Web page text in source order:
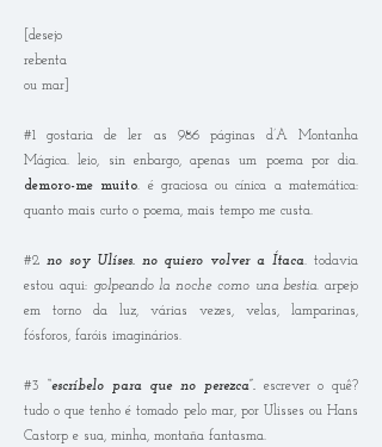
[desejo
rebenta
ou mar]
#1 gostaria de ler as 986 páginas d’A Montanha
Mágica. leio, sin enbargo, apenas um poema por dia.
demoro-me muito. é graciosa ou cínica a matemática:
quanto mais curto o poema, mais tempo me custa.
#2 no soy Ulíses. no quiero volver a Ítaca. todavia
estou aqui:golpeando la noche como una bestia. arpejo
em torno da luz, várias vezes, velas, lamparinas,
fósforos, faróis imaginários.
#3 “escríbelo para que no perezca”.escrever o quê?
tudo o que tenho é tomado pelo mar, por Ulisses ou Hans
Castorp e sua, minha, montaña fantasma.